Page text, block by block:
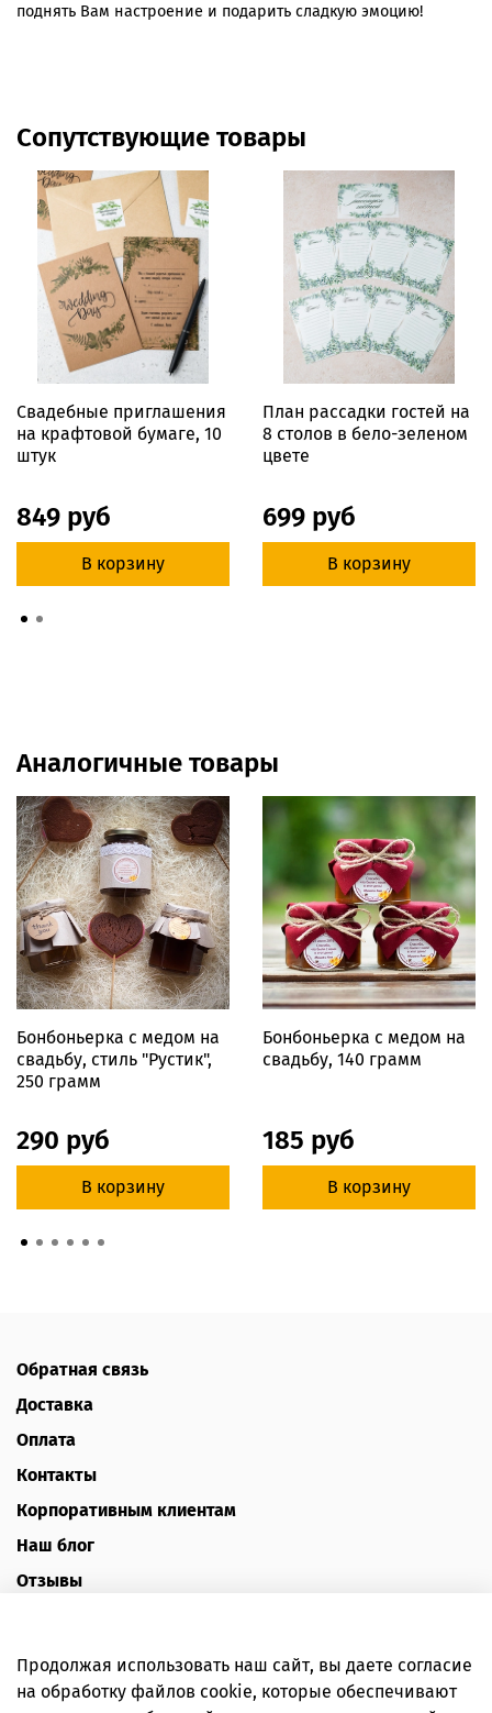
поднять Вам настроение и подарить сладкую эмоцию!
Сопутствующие товары
Свадебные приглашения
на крафтовой бумаге, 10
штук
849 руб
В корзину
План рассадки гостей на
8 столов в бело-зеленом
цвете
699 руб
В корзину
Аналогичные товары
Бонбоньерка с медом на
свадьбу, стиль "Рустик",
250 грамм
290 руб
В корзину
Бонбоньерка с медом на
свадьбу, 140 грамм
185 руб
В корзину
Обратная связь
Доставка
Оплата
Контакты
Корпоративным клиентам
Наш блог
Отзывы
Пользовательское соглашение
Продолжая использовать наш сайт, вы даете согласие
на обработку файлов cookie, которые обеспечивают